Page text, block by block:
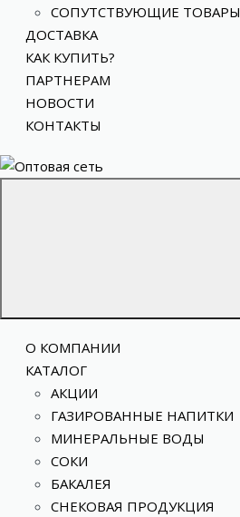
СОПУТСТВУЮЩИЕ ТОВАРЫ
ДОСТАВКА
КАК КУПИТЬ?
ПАРТНЕРАМ
НОВОСТИ
КОНТАКТЫ
О КОМПАНИИ
КАТАЛОГ
АКЦИИ
ГАЗИРОВАННЫЕ НАПИТКИ
МИНЕРАЛЬНЫЕ ВОДЫ
СОКИ
БАКАЛЕЯ
СНЕКОВАЯ ПРОДУКЦИЯ